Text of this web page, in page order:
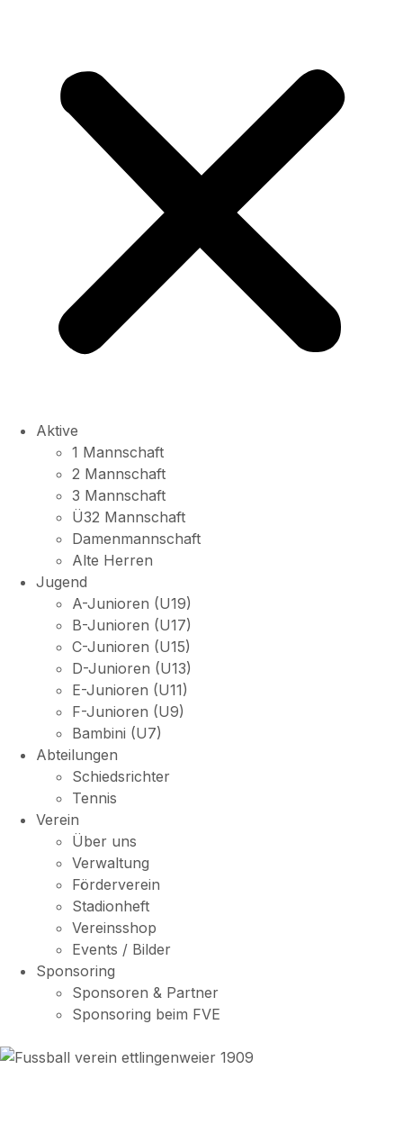
Aktive
1 Mannschaft
2 Mannschaft
3 Mannschaft
Ü32 Mannschaft
Damenmannschaft
Alte Herren
Jugend
A-Junioren (U19)
B-Junioren (U17)
C-Junioren (U15)
D-Junioren (U13)
E-Junioren (U11)
F-Junioren (U9)
Bambini (U7)
Abteilungen
Schiedsrichter
Tennis
Verein
Über uns
Verwaltung
Förderverein
Stadionheft
Vereinsshop
Events / Bilder
Sponsoring
Sponsoren & Partner
Sponsoring beim FVE